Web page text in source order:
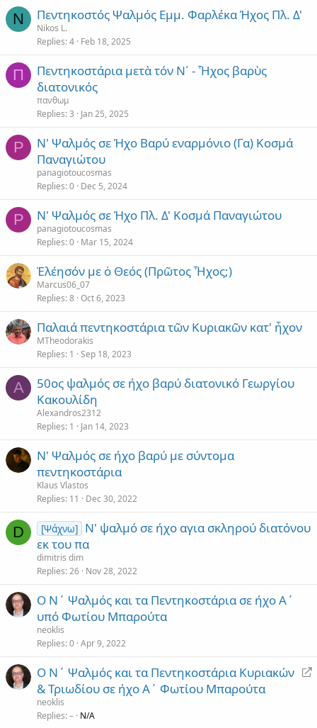
N Πεντηκοστός Ψαλμός Εμμ. Φαρλέκα Ήχος Πλ. Δ'
Nikos L.
Replies 4 Feb 18, 2025
Π
Πεντηκοστάρια μετὰ τόν Ν´ - Ἦχος βαρὺς
διατονικός
πανθωμ
Replies 3 Jan 25, 2025
P
Ν' Ψαλμός σε Ήχο Βαρύ εναρμόνιο (Γα) Κοσμά
Παναγιώτου
panagiotoucosmas
Replies 0 Dec 5, 2024
P Ν' Ψαλμός σε Ήχο Πλ. Δ' Κοσμά Παναγιώτου
panagiotoucosmas
Replies 0 Mar 15, 2024
Ἐλέησόν με ὁ Θεός (Πρῶτος Ἦχος;)
Marcus06_07
Replies 8 Oct 6, 2023
Παλαιά πεντηκοστάρια τῶν Κυριακῶν κατ' ἦχον
MTheodorakis
Replies 1 Sep 18, 2023
A
50ος ψαλμός σε ήχο βαρύ διατονικό Γεωργίου
Κακουλίδη
Alexandros2312
Replies 1 Jan 14, 2023
Ν' Ψαλμός σε ήχο βαρύ με σύντομα
πεντηκοστάρια
Klaus Vlastos
Replies 11 Dec 30, 2022
D [Ψάχνω] Ν' ψαλμό σε ήχο αγια σκληρού διατόνου
εκ του πα
dimitris dim
Replies 26 Nov 28, 2022
Ο Ν΄ Ψαλμός και τα Πεντηκοστάρια σε ήχο Α΄
υπό Φωτίου Μπαρούτα
neoklis
Replies 0 Apr 9, 2022
R
Ο Ν΄ Ψαλμός και τα Πεντηκοστάρια Κυριακών
& Τριωδίου σε ήχο Α΄ Φωτίου Μπαρούτα
neoklis
Replies – N/A